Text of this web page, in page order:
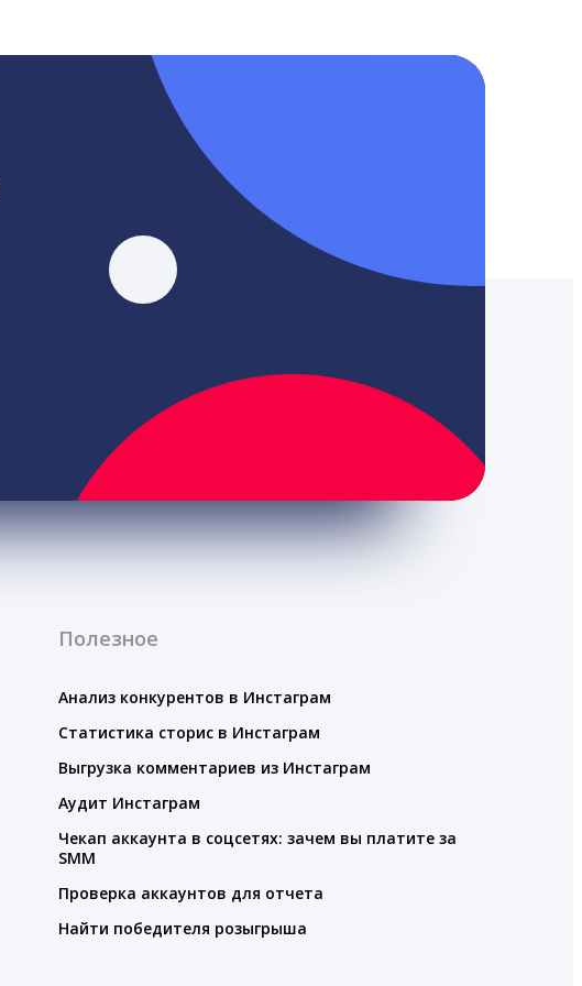
Полезное
Анализ конкурентов в Инстаграм
Статистика сторис в Инстаграм
Выгрузка комментариев из Инстаграм
Аудит Инстаграм
Чекап аккаунта в соцсетях: зачем вы платите за
SMM
Проверка аккаунтов для отчета
Найти победителя розыгрыша